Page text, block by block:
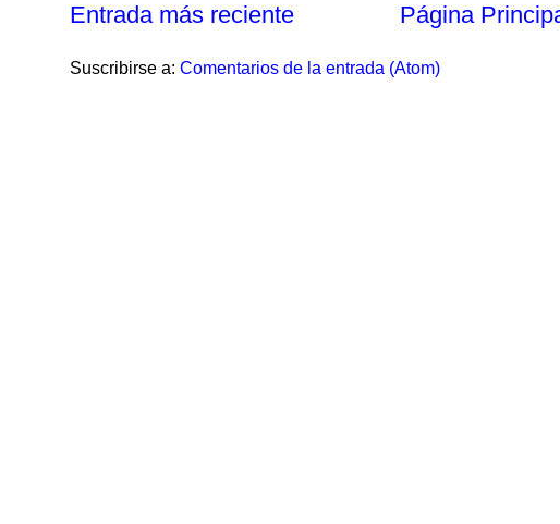
Entrada más reciente Página
Suscribirse a: Comentarios de la entrada (Atom)